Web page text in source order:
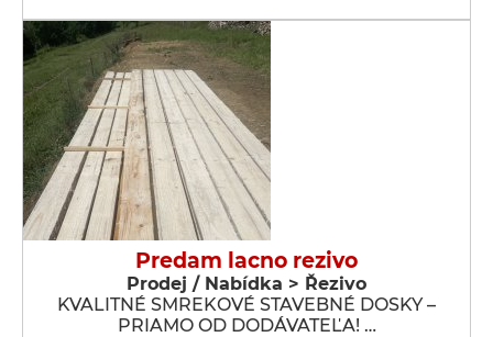
Predam lacno rezivo
Prodej / Nabídka > Řezivo
KVALITNÉ SMREKOVÉ STAVEBNÉ DOSKY –
PRIAMO OD DODÁVATEĽA! …